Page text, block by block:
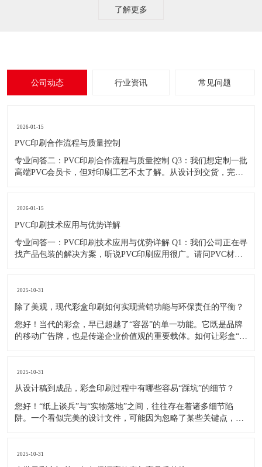
了解更多
公司动态 行业资讯 常见问题
2026-01-15
PVC印刷合作流程与质量控制
专业问答二：PVC印刷合作流程与质量控制 Q3：我们想定制一批
高端PVC会员卡，但对印刷工艺不太了解。从设计到交货，完整
2026-01-15
PVC印刷技术应用与优势详解
专业问答一：PVC印刷技术应用与优势详解 Q1：我们公司正在寻
找产品包装的解决方案，听说PVC印刷应用很广。请问PVC材料
性质，确实成为许多行业包装和标识解决方案的首选材料
2025-10-31
除了美观，现代彩盒印刷如何实现营销功能与环保责任的平衡？
您好！当代的彩盒，早已超越了“容器”的单一功能。它既是品牌
的移动广告牌，也是传递企业价值观的重要载体。如何让彩盒“会
开启体验： 独特的盒型（如抽屉盒、天地盖、带内托的展
2025-10-31
从设计稿到成品，彩盒印刷过程中有哪些容易“踩坑”的细节？
您好！“纸上谈兵”与“实物落地”之间，往往存在着诸多细节陷
阱。一个看似完美的设计文件，可能因为忽略了某些关键点，导
顺畅。 以下是我们总结的四个最容易“踩坑”的环节及避坑指南：
2025-10-31